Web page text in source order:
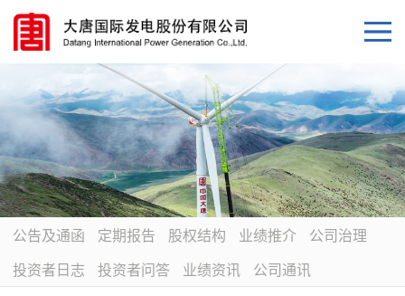
公告及通函 定期报告 股权结构 业绩推介
公司治理
投资者日志
投资者问答 业绩资讯 公司通讯